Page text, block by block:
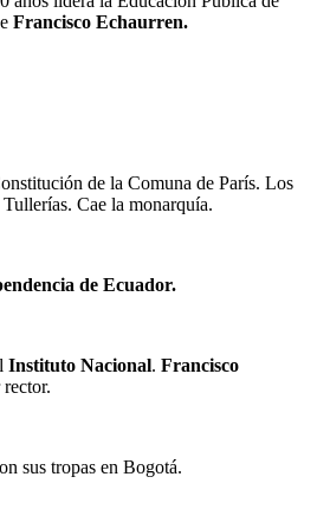
Francisco Echaurren.
de la Comuna de París. Los
Cae la monarquía.
de Ecuador.
Instituto Nacional. Francisco
sus tropas en Bogotá.